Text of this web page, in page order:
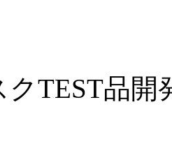
クTEST品開